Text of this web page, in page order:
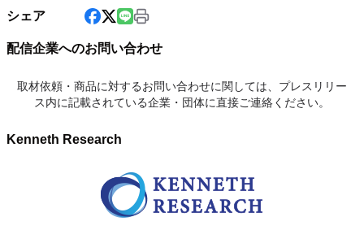
シェア
配信企業へのお問い合わせ
取材依頼・商品に対するお問い合わせに関しては、プレスリリー
ス内に記載されている企業・団体に直接ご連絡ください。
Kenneth Research